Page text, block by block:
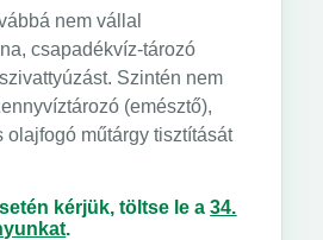
nem vállal
csapadékvíz-tározó
Szintén nem
(emésztő),
olajfogó műtárgy tisztítását
kérjük, töltse le a34.
.